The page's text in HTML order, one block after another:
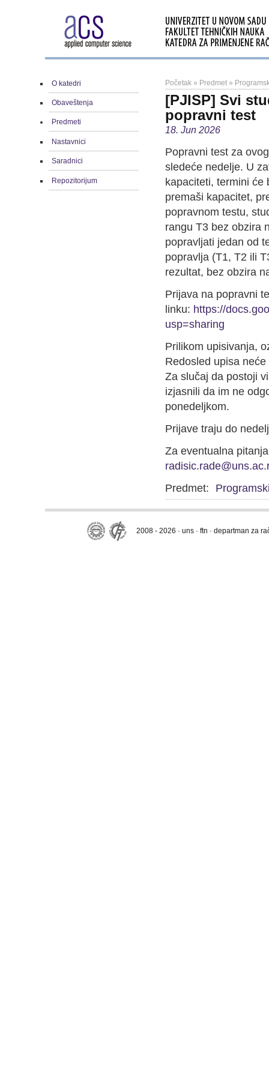
O katedri
Obaveštenja
Predmeti
Nastavnici
Saradnici
Repozitorijum
Početak » Predmet »
[PJISP] Svi
popravni test
18. Jun 2026
Popravni test za
sledeće nedelje. U
kapaciteti, termini će
premaši kapacitet,
popravnom testu,
rangu T3 bez obzira
popravljati jedan od
popravlja (T1, T2 ili
rezultat, bez obzira
Prijava na popravni
linku: https://
usp=sharing
Prilikom upisivanja,
Redosled upisa
Za slučaj da postoji
izjasnili da im ne
ponedeljkom.
Prijave traju do
Za eventualna
Predmet:
2008 - 2026 · uns · ftn · departman za